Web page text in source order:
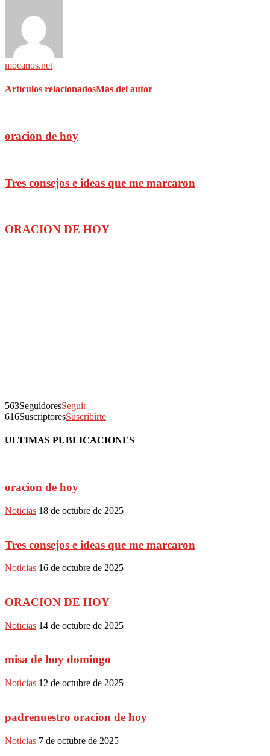
mocanos.net
Artículos relacionadosMás del autor
oracion de hoy
Tres consejos e ideas que me marcaron
ORACION DE HOY
563SeguidoresSeguir
616SuscriptoresSuscribirte
ULTIMAS PUBLICACIONES
oracion de hoy
Noticias 18 de octubre de 2025
Tres consejos e ideas que me marcaron
Noticias 16 de octubre de 2025
ORACION DE HOY
Noticias 14 de octubre de 2025
misa de hoy domingo
Noticias 12 de octubre de 2025
padrenuestro oracion de hoy
Noticias 7 de octubre de 2025